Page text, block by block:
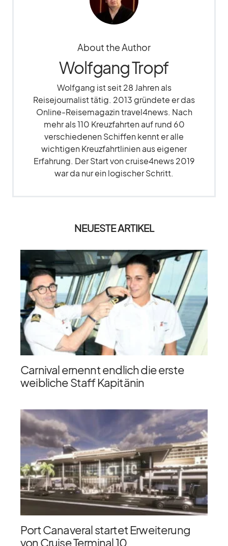
About the Author
Wolfgang Tropf
Wolfgang ist seit 28 Jahren als
Reisejournalist tätig. 2013 gründete er das
Online-Reisemagazin travel4news. Nach
mehr als 110 Kreuzfahrten auf rund 60
verschiedenen Schiffen kennt er alle
wichtigen Kreuzfahrtlinien aus eigener
Erfahrung. Der Start von cruise4news 2019
war da nur ein logischer Schritt.
NEUESTE ARTIKEL
Carnival ernennt endlich die erste
weibliche Staff Kapitänin
Port Canaveral startet Erweiterung
von Cruise Terminal 10